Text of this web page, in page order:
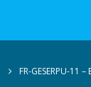
FR-GESERPU-11